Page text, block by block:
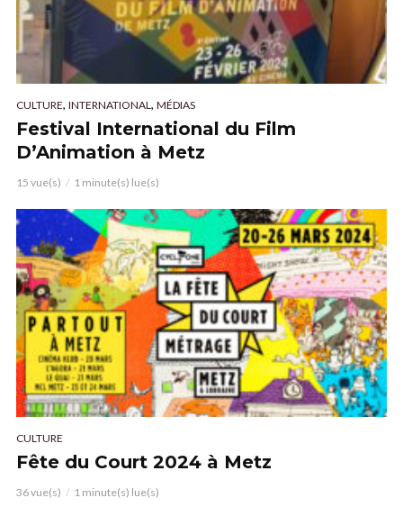
CULTURE, INTERNATIONAL , MÉDIAS
Festival International du Film
D’Animation à Metz
15 vue(s) 1 minute(s) lue(s)
CULTURE
Fête du Court 2024 à Metz
36 vue(s) 1 minute(s) lue(s)